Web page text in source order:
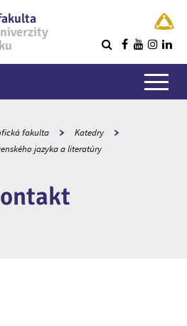
fakulta
Katedry
jazyka a literatúry